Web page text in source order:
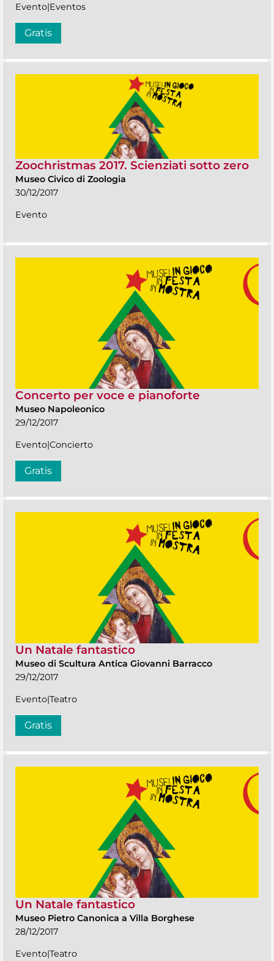
Evento|Eventos
Gratis
Zoochristmas 2017. Scienziati sotto zero
Museo Civico di Zoologia
30/12/2017
Evento
Concerto per voce e pianoforte
Museo Napoleonico
29/12/2017
Evento|Concierto
Gratis
Un Natale fantastico
Museo di Scultura Antica Giovanni Barracco
29/12/2017
Evento|Teatro
Gratis
Un Natale fantastico
Museo Pietro Canonica a Villa Borghese
28/12/2017
Evento|Teatro